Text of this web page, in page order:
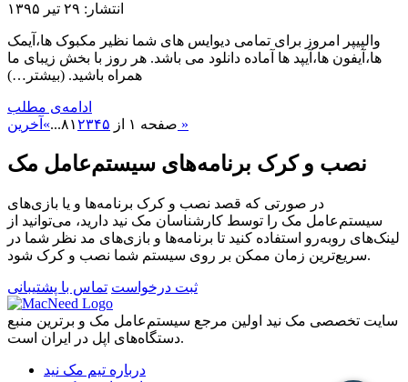
انتشار: ۲۹ تیر ۱۳۹۵
والپیپر امروز برای تمامی دیوایس های شما نظیر مکبوک ها،آیمک
ها،آیفون ها،آیپد ها آماده دانلود می باشد. هر روز با بخش زیبای ما
همراه باشید.​ (بیشتر…)
ادامه‌ی مطلب
صفحه ۱ از ۸
۱۲۳۴۵ ...
» آخرین »
نصب و کرک برنامه‌های سیستم‌عامل مک
در صورتی که قصد نصب و کرک برنامه‌ها و یا بازی‌های
سیستم‌عامل مک را توسط کارشناسان مک نید دارید، می‌توانید از
لینک‌های رو‌به‌رو استفاده کنید تا برنامه‌ها و بازی‌های مد نظر شما در
سریع‌ترین زمان ممکن بر روی سیستم شما نصب و کرک شود.
ثبت درخواست تماس با پشتیبانی
سایت تخصصی مک نید اولین مرجع سیستم‌عامل مک و برترین منبع
دستگاه‌های اپل در ایران است.
درباره تیم مک نید